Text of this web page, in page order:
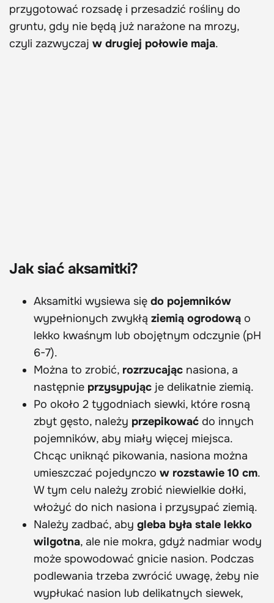
przygotować rozsadę i przesadzić rośliny do
gruntu, gdy nie będą już narażone na mrozy,
czyli zazwyczaj w drugiej połowie maja.
Jak siać aksamitki?
Aksamitki wysiewa się do pojemników
wypełnionych zwykłą ziemią ogrodową o
lekko kwaśnym lub obojętnym odczynie (pH
6-7).
Można to zrobić, rozrzucając nasiona, a
następnie przysypując je delikatnie ziemią.
Po około 2 tygodniach siewki, które rosną
zbyt gęsto, należy przepikować do innych
pojemników, aby miały więcej miejsca.
Chcąc uniknąć pikowania, nasiona można
umieszczać pojedynczo w rozstawie 10 cm.
W tym celu należy zrobić niewielkie dołki,
włożyć do nich nasiona i przysypać ziemią.
Należy zadbać, aby gleba była stale lekko
wilgotna, ale nie mokra, gdyż nadmiar wody
może spowodować gnicie nasion. Podczas
podlewania trzeba zwrócić uwagę, żeby nie
wypłukać nasion lub delikatnych siewek,